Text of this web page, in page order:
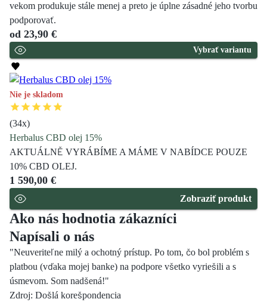
vekom produkuje stále menej a preto je úplne zásadné jeho tvorbu
podporovať.
od 23,90 €
Vybrať variantu
Nie je skladom
(34x)
Herbalus CBD olej 15%
AKTUÁLNĚ VYRÁBÍME A MÁME V NABÍDCE POUZE
10% CBD OLEJ.
1 590,00 €
Zobraziť produkt
Ako nás hodnotia zákazníci
Napísali o nás
"Neuveriteľne milý a ochotný prístup. Po tom, čo bol problém s
platbou (vďaka mojej banke) na podpore všetko vyriešili a s
úsmevom. Som nadšená!"
Zdroj: Došlá korešpondencia